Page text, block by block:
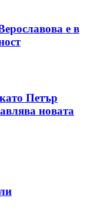
е в
Петър
новата